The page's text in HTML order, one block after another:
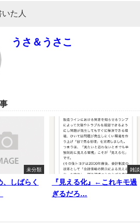
た人
うさ＆うさこ
未分類
、しばらく
雑談
『見える化』←これキモ過
ぎるだろ…